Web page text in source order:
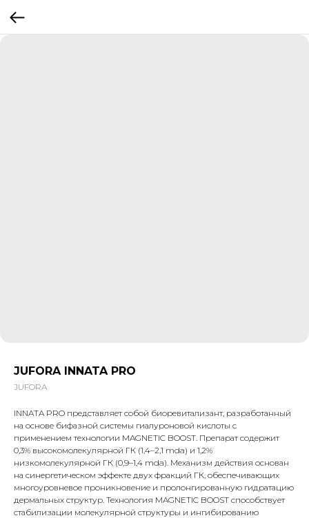
JUFORA INNATA PRO
JUFORA
INNATA PRO представляет собой биоревитализант, разработанный
на основе бифазной системы гиалуроновой кислоты с
применением технологии MAGNETIC BOOST. Препарат содержит
0,3% высокомолекулярной ГК (1,4–2,1 mda) и 1,2%
низкомолекулярной ГК (0,9–1,4 mda). Механизм действия основан
на синергетическом эффекте двух фракций ГК, обеспечивающих
многоуровневое проникновение и пролонгированную гидратацию
дермальных структур. Технология MAGNETIC BOOST способствует
стабилизации молекулярной структуры и ингибированию